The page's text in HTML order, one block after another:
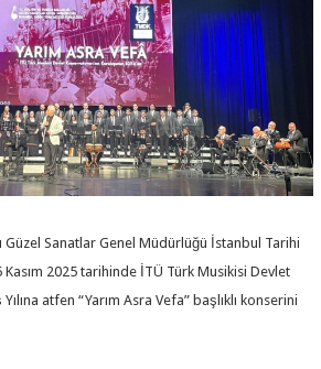
Güzel Sanatlar Genel Müdürlüğü İstanbul Tarihi
2025 tarihinde İTÜ Türk Musikisi Devlet
atfen “Yarım Asra Vefa” başlıklı konserini